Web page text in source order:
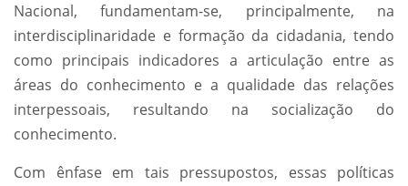
Nacional, fundamentam-se, principalmente, na
interdisciplinaridade e formação da cidadania, tendo
como principais indicadores a articulação entre as
áreas do conhecimento e a qualidade das relações
interpessoais, resultando na socialização do
conhecimento.
Com ênfase em tais pressupostos, essas políticas